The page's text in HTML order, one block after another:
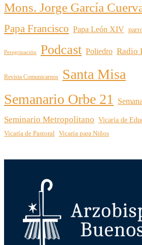
Mons. Jorge García
Papa Francisco Papa León XIV
Peregrinación Podcast Poliedro Radio
Revista Comunicarnos
Santa Misa
Semanario Orbe 21
Seminario Metropolitano Vicaría de
Vicaría de Pastoral Vicaría para Niños